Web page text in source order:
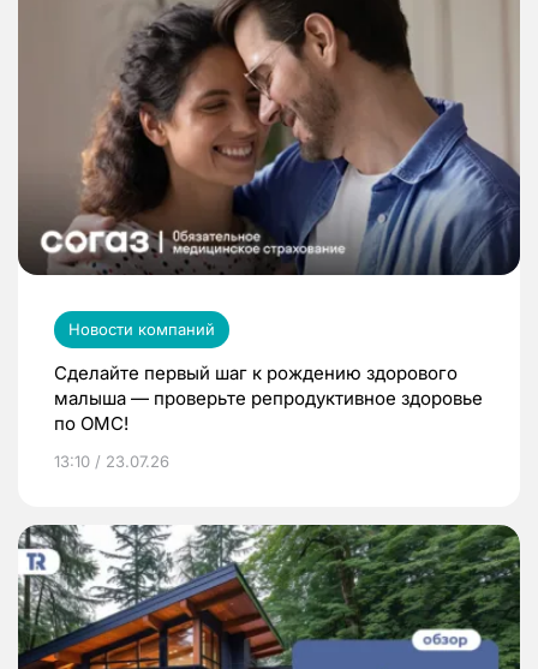
Новости компаний
Сделайте первый шаг к рождению здорового
малыша — проверьте репродуктивное здоровье
по ОМС!
13:10 / 23.07.26